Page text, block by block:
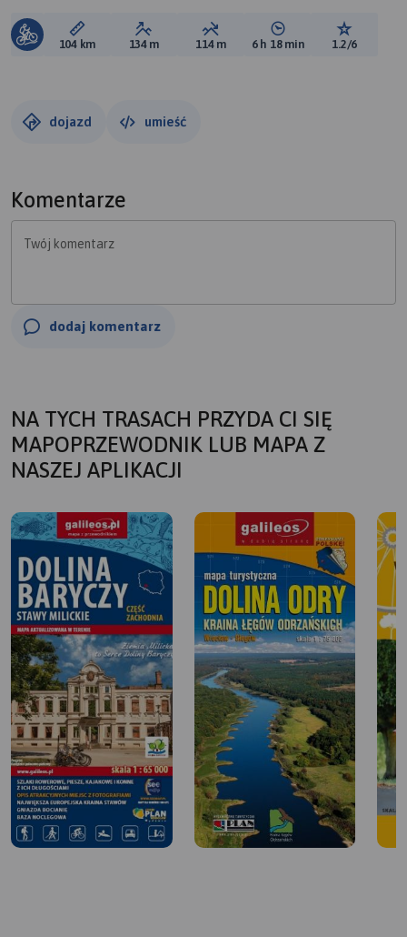
Długość trasy:
104 km Suma przewyższeń:
134 m Suma spadków:
114 m Średni czas potrzebny
6 h 18 min Ocena
1.2/6
dojazd umieść
Komentarze
Twój komentarz
dodaj komentarz
NA TYCH TRASACH PRZYDA CI SIĘ
MAPOPRZEWODNIK LUB MAPA Z
NASZEJ APLIKACJI